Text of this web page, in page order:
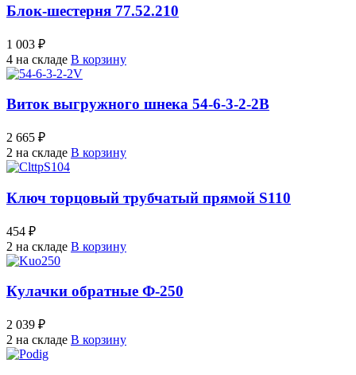
Блок-шестерня 77.52.210
1 003 ₽
4 на складе В корзину
Виток выгружного шнека 54-6-3-2-2В
2 665 ₽
2 на складе В корзину
Ключ торцовый трубчатый прямой S110
454 ₽
2 на складе В корзину
Кулачки обратные Ф-250
2 039 ₽
2 на складе В корзину